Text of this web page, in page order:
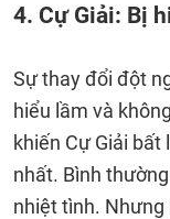
4. Cự Giải: Bị
Sự thay đổi đột
hiểu lầm và
khiến Cự Giải
nhất. Bình
nhiệt tình. Nhưng